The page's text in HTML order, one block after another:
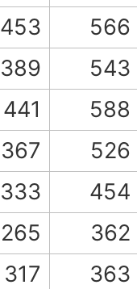
453
566
389
543
441
588
367
526
333
454
265
362
317
363